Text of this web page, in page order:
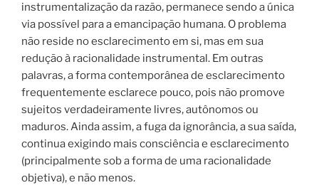
instrumentalização da razão, permanece sendo a única
via possível para a emancipação humana. O problema
não reside no esclarecimento em si, mas em sua
redução à racionalidade instrumental. Em outras
palavras, a forma contemporânea de esclarecimento
frequentemente esclarece pouco, pois não promove
sujeitos verdadeiramente livres, autônomos ou
maduros. Ainda assim, a fuga da ignorância, a sua saída,
continua exigindo mais consciência e esclarecimento
(principalmente sob a forma de uma racionalidade
objetiva), e não menos.